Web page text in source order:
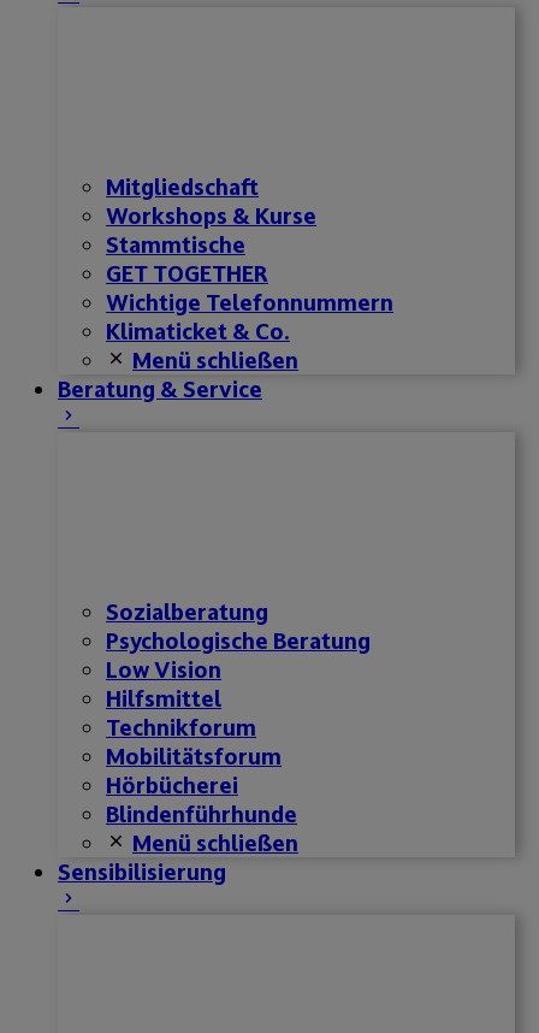
Mitgliedschaft
Workshops & Kurse
Stammtische
GET TOGETHER
Wichtige Telefonnummern
Klimaticket & Co.
Menü schließen
Beratung & Service
Sozialberatung
Psychologische Beratung
Low Vision
Hilfsmittel
Technikforum
Mobilitätsforum
Hörbücherei
Blindenführhunde
Menü schließen
Sensibilisierung